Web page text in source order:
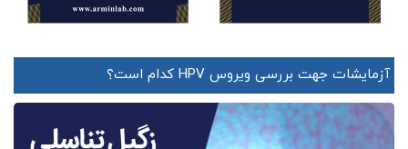
آزمایشات جهت بررسی ویروس HPV کدام است؟